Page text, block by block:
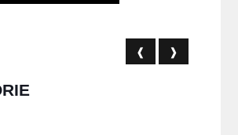
❰ ❱